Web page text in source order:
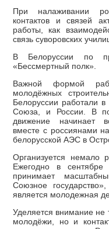
При налаживании
контактов и связей
работы, как
связь суворовских
В Белоруссии по
«Бессмертный полк».
Важной формой
молодёжных
Белоруссии работали
Союза, и России. В
движение начинает
вместе с россиянами
белорусской АЭС в
Организуется немало
Ежегодно в сентябре
принимает
Союзное
является молодежная
Уделяется внимание не
молодёжи, но и